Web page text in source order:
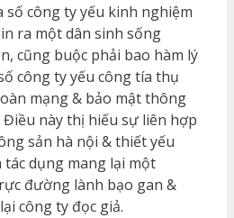
số công ty yếu kinh nghiệm
ra một dân sinh sống
cũng buộc phải bao hàm lý
công ty yếu công tía thụ
mạng & bảo mật thông
này thị hiếu sự liên hợp
sản hà nội & thiết yếu
dụng mang lại một
đường lành bạo gan &
công ty đọc giả.